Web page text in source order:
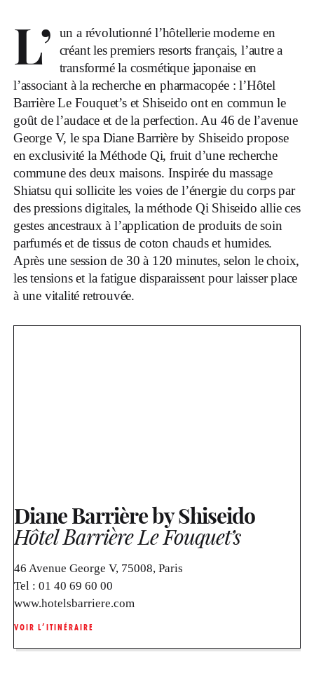
L’
un a révolutionné l’hôtellerie moderne en
créant les premiers resorts français, l’autre a
transformé la cosmétique japonaise en
l’associant à la recherche en pharmacopée : l’Hôtel
Barrière Le Fouquet’s et Shiseido ont en commun le
goût de l’audace et de la perfection. Au 46 de l’avenue
George V, le spa Diane Barrière by Shiseido propose
en exclusivité la Méthode Qi, fruit d’une recherche
commune des deux maisons. Inspirée du massage
Shiatsu qui sollicite les voies de l’énergie du corps par
des pressions digitales, la méthode Qi Shiseido allie ces
gestes ancestraux à l’application de produits de soin
parfumés et de tissus de coton chauds et humides.
Après une session de 30 à 120 minutes, selon le choix,
les tensions et la fatigue disparaissent pour laisser place
à une vitalité retrouvée.
Diane Barrière by Shiseido
Hôtel Barrière Le Fouquet’s
46 Avenue George V, 75008, Paris
Tel : 01 40 69 60 00
www.hotelsbarriere.com
VOIR L’ITINÉRAIRE